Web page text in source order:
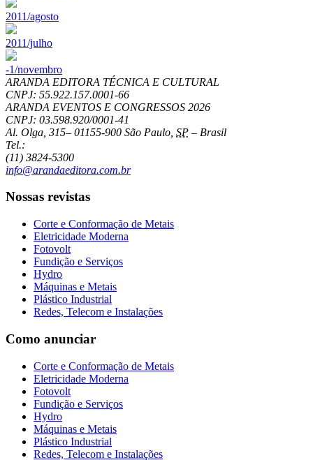
2011/agosto
2011/julho
-1/novembro
ARANDA EDITORA TÉCNICA E CULTURAL
CNPJ: 55.922.157.0001-66
ARANDA EVENTOS E CONGRESSOS 2026
CNPJ: 03.598.920/0001-41
Al. Olga, 315– 01155-900 São Paulo SP – Brasil
Tel.:
(11) 3824-5300
info@arandaeditora.com.br
Nossas revistas
Corte e Conformação de Metais
Eletricidade Moderna
Fotovolt
Fundição e Serviços
Hydro
Máquinas e Metais
Plástico Industrial
Redes, Telecom e Instalações
Como anunciar
Corte e Conformação de Metais
Eletricidade Moderna
Fotovolt
Fundição e Serviços
Hydro
Máquinas e Metais
Plástico Industrial
Redes, Telecom e Instalações